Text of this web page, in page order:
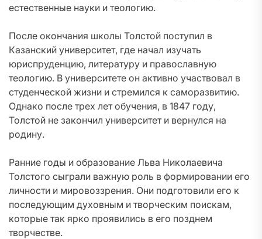
естественные науки и теологию.
После окончания школы Толстой поступил в
Казанский университет, где начал изучать
юриспруденцию, литературу и православную
теологию. В университете он активно участвовал в
студенческой жизни и стремился к саморазвитию.
Однако после трех лет обучения, в 1847 году,
Толстой не закончил университет и вернулся на
родину.
Ранние годы и образование Льва Николаевича
Толстого сыграли важную роль в формировании его
личности и мировоззрения. Они подготовили его к
последующим духовным и творческим поискам,
которые так ярко проявились в его позднем
творчестве.